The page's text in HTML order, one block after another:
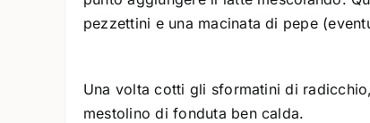
pezzettini e una macinata di pepe
Una volta cotti gli sformatini di
mestolino di fonduta ben calda.